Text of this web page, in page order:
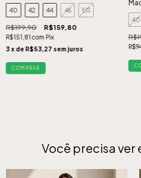
40 42 44 46 EG
R$199,90 R$159,80
R$151,81com Pix
3 x de R$53,27 sem juros
COMPRAR
40
Você precisa ver